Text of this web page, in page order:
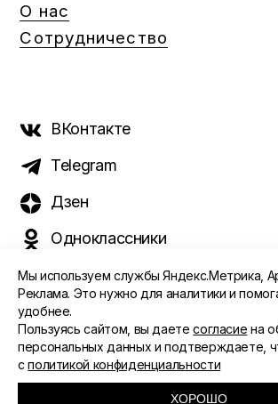
О нас
Сотрудничество
ВКонтакте
Telegram
Дзен
Одноклассники
©️ 2015 - 2026 Интернет-журнал «Морс».
защищены
ПОЛИТИКА ОБРАБОТКИ ПЕРСОНАЛЬНЫХ
СОГЛАСИЕ ПОЛЬЗОВАТЕЛЯ
Мы используем службы Яндекс.Метрика,
Реклама. Это нужно для аналитики и
удобнее.
Пользуясь сайтом, вы даетесогласие на
персональных данных и подтверждаете,
сполитикой конфиденциальности
ХОРОШО